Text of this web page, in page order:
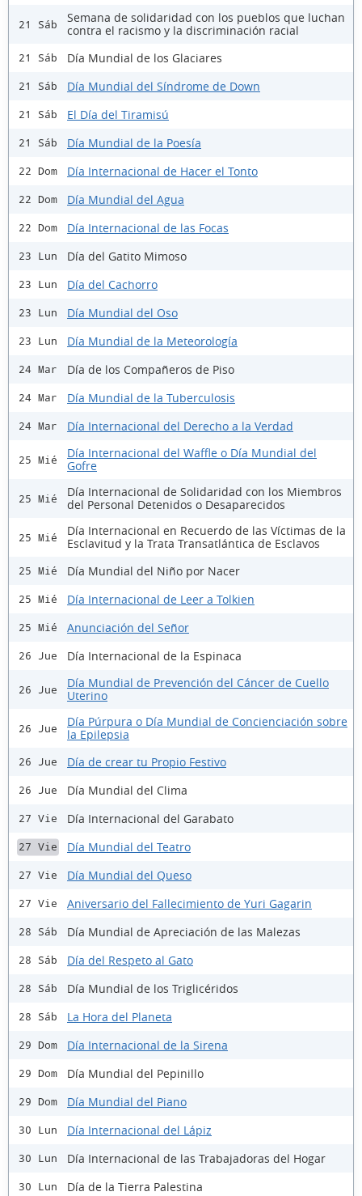
21 Sáb
Semana de solidaridad con los pueblos que luchan
contra el racismo y la discriminación racial
21 Sáb Día Mundial de los Glaciares
21 Sáb Día Mundial del Síndrome de Down
21 Sáb El Día del Tiramisú
21 Sáb Día Mundial de la Poesía
22 Dom Día Internacional de Hacer el Tonto
22 Dom Día Mundial del Agua
22 Dom Día Internacional de las Focas
23 Lun Día del Gatito Mimoso
23 Lun Día del Cachorro
23 Lun Día Mundial del Oso
23 Lun Día Mundial de la Meteorología
24 Mar Día de los Compañeros de Piso
24 Mar Día Mundial de la Tuberculosis
24 Mar Día Internacional del Derecho a la Verdad
25 Mié
Día Internacional del Waffle o Día Mundial del
Gofre
25 Mié
Día Internacional de Solidaridad con los Miembros
del Personal Detenidos o Desaparecidos
25 Mié
Día Internacional en Recuerdo de las Víctimas de la
Esclavitud y la Trata Transatlántica de Esclavos
25 Mié Día Mundial del Niño por Nacer
25 Mié Día Internacional de Leer a Tolkien
25 Mié Anunciación del Señor
26 Jue Día Internacional de la Espinaca
26 Jue
Día Mundial de Prevención del Cáncer de Cuello
Uterino
26 Jue
Día Púrpura o Día Mundial de Concienciación sobre
la Epilepsia
26 Jue Día de crear tu Propio Festivo
26 Jue Día Mundial del Clima
27 Vie Día Internacional del Garabato
27 Vie Día Mundial del Teatro
27 Vie Día Mundial del Queso
27 Vie Aniversario del Fallecimiento de Yuri Gagarin
28 Sáb Día Mundial de Apreciación de las Malezas
28 Sáb Día del Respeto al Gato
28 Sáb Día Mundial de los Triglicéridos
28 Sáb La Hora del Planeta
29 Dom Día Internacional de la Sirena
29 Dom Día Mundial del Pepinillo
29 Dom Día Mundial del Piano
30 Lun Día Internacional del Lápiz
30 Lun Día Internacional de las Trabajadoras del Hogar
30 Lun Día de la Tierra Palestina